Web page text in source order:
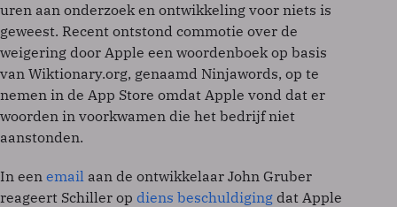
uren aan onderzoek en ontwikkeling voor niets is
geweest. Recent ontstond commotie over de
weigering door Apple een woordenboek op basis
van Wiktionary.org, genaamd Ninjawords, op te
nemen in de App Store omdat Apple vond dat er
woorden in voorkwamen die het bedrijf niet
aanstonden.
In een email aan de ontwikkelaar John Gruber
reageert Schiller op diens beschuldiging dat Apple